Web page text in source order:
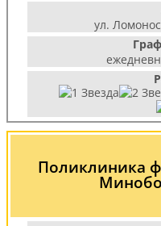
ул.
Поликлиника